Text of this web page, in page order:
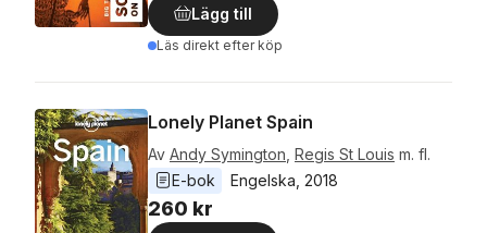
Lägg till
Läs direkt efter köp
Lonely Planet Spain
Av Andy Symington Regis St Louis m. fl.
E-bok
Engelska 2018
260 kr